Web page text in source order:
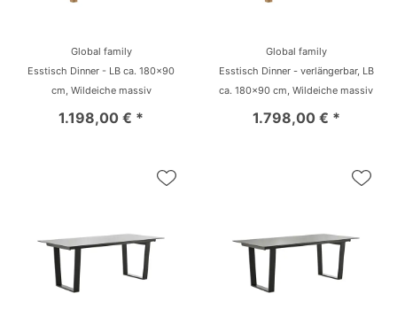
Global family
Esstisch Dinner - LB ca. 180x90
cm, Wildeiche massiv
1.198,00 € *
Global family
Esstisch Dinner - verlängerbar, LB
ca. 180x90 cm, Wildeiche massiv
1.798,00 € *